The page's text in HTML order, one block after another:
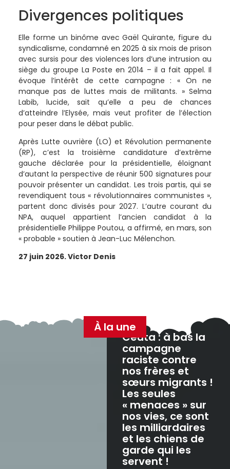
Divergences politiques
Elle forme un binôme avec Gaël Quirante, figure du
syndicalisme, condamné en 2025 à six mois de prison
avec sursis pour des violences lors d’une intrusion au
siège du groupe La Poste en 2014 – il a fait appel. Il
évoque l’intérêt de cette campagne : « On ne
manque pas de luttes mais de militants. » Selma
Labib, lucide, sait qu’elle a peu de chances
d’atteindre l’Elysée, mais veut profiter de l’élection
pour peser dans le débat public.
Après Lutte ouvrière (LO) et Révolution permanente
(RP), c’est la troisième candidature d’extrême
gauche déclarée pour la présidentielle, éloignant
d’autant la perspective de réunir 500 signatures pour
pouvoir présenter un candidat. Les trois partis, qui se
revendiquent tous « révolutionnaires communistes »,
partent donc divisés pour 2027. L’autre courant du
NPA, auquel appartient l’ancien candidat à la
présidentielle Philippe Poutou, a affirmé, en mars, son
« probable » soutien à Jean-Luc Mélenchon.
27 juin 2026. Victor Denis
À la une
Ceuta : à bas la
campagne
raciste contre
nos frères et
sœurs migrants !
Les seules
« menaces » sur
nos vies, ce sont
les milliardaires
et les chiens de
garde qui les
servent !